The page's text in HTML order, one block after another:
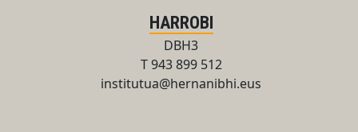
HARROBI
DBH3
T 943 899 512
institutua@hernanibhi.eus